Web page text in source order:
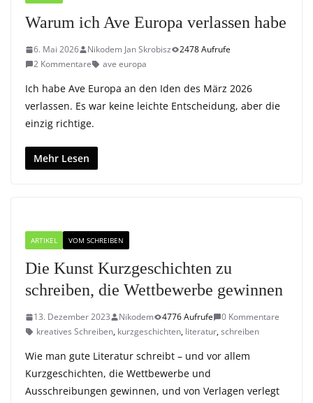
Warum ich Ave Europa verlassen habe
6. Mai 2026 Nikodem Jan Skrobisz
2478 Aufrufe
2 Kommentare
ave europa
Ich habe Ave Europa an den Iden des März 2026
verlassen. Es war keine leichte Entscheidung, aber die
einzig richtige.
Mehr Lesen
ARTIKEL VOM SCHREIBEN
Die Kunst Kurzgeschichten zu
schreiben, die Wettbewerbe gewinnen
13. Dezember 2023 Nikodem 4776 Aufrufe
0 Kommentare
kreatives Schreiben, kurzgeschichten, literatur,schreiben
Wie man gute Literatur schreibt – und vor allem
Kurzgeschichten, die Wettbewerbe und
Ausschreibungen gewinnen, und von Verlagen verlegt